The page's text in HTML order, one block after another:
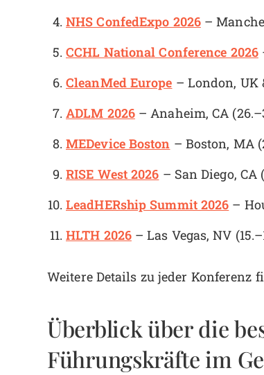
NHS ConfedExpo 2026–
CCHL National Conference 2026
CleanMed Europe – London, UK
ADLM 2026– Anaheim, CA
MEDevice Boston – Boston, MA
RISE West 2026 – San Diego, CA
LeadHERship Summit 2026 –
HLTH 2026– Las Vegas, NV
Weitere Details zu jeder Konferenz
Überblick über die
Führungskräfte im